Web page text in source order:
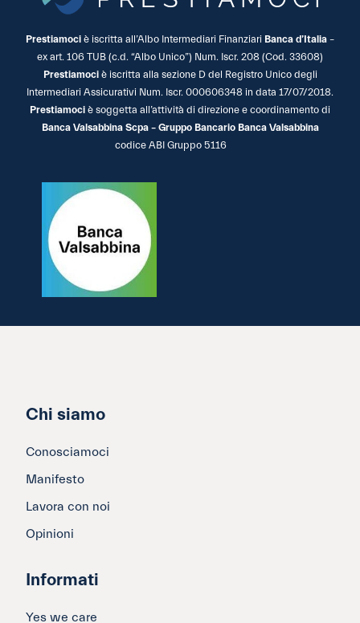
Prestiamoci è iscritta all’Albo Intermediari Finanziari Banca d’Italia –
ex art. 106 TUB (c.d. “Albo Unico”) Num. Iscr. 208 (Cod. 33608)
Prestiamociè iscritta alla sezione D del Registro Unico degli
Intermediari Assicurativi Num. Iscr. 000606348 in data 17/07/2018.
Prestiamoci è soggetta all’attività di direzione e coordinamento di
Banca Valsabbina Scpa – Gruppo Bancario Banca Valsabbina
codice ABI Gruppo 5116
Chi siamo
Conosciamoci
Manifesto
Lavora con noi
Opinioni
Informati
Yes we care